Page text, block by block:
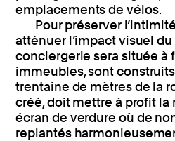
emplacements de vélos.
Pour préserver
atténuer l’impact visuel
conciergerie sera située à
immeubles, sont
trentaine de mètres de la
créé, doit mettre à profit la
écran de verdure où de
replantés